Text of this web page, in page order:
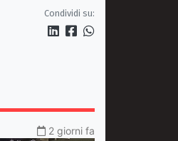
Condividi su:
2 giorni fa